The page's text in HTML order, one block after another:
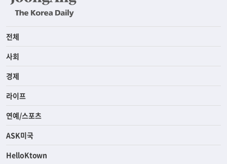
전체
사회
경제
라이프
연예/스포츠
ASK미국